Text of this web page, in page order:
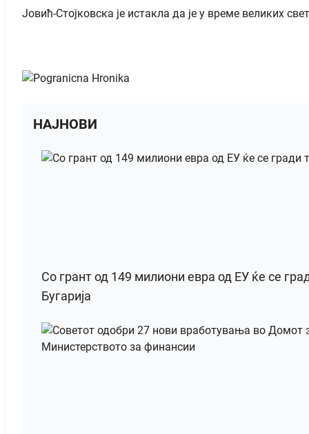
Јовић-Стојковска је истакла да је у време великих
НАЈНОВИ
Со грант од 149 милиони евра од ЕУ ќе се
Бугарија